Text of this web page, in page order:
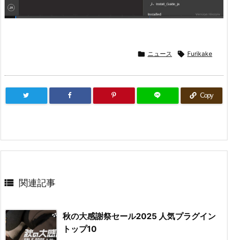
 ニュース  Furikake
Copy
 関連記事
秋の大感謝祭セール2025 人気プラグイン
トップ10